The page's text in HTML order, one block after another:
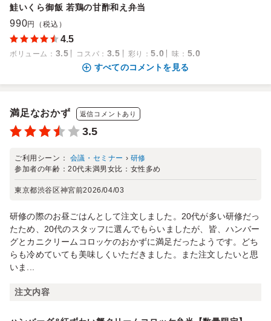
鮭いくら御飯 若鶏の甘酢和え弁当
990円（税込）
4.5
ボリューム ： 3.5 コスパ ： 3.5 彩り ：5.0 味 ： 5.0
すべてのコメントを見る
満足なおかず 返信コメントあり
3.5
ご利用シーン： 会議・セミナー › 研修
参加者の年齢：20代未満男女比： 女性多め
東京都渋谷区神宮前2026/04/03
研修の際のお昼ごはんとして注文しました。20代が多い研修だっ
たため、20代のスタッフに選んでもらいましたが、皆、ハンバー
グとカニクリームコロッケのおかずに満足だったようです。どち
らも冷めていても美味しくいただきました。また注文したいと思
いま...
注文内容